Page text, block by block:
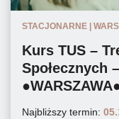
STACJONARNE |
Kurs TUS –
Społecznych
Najbliższy termin: